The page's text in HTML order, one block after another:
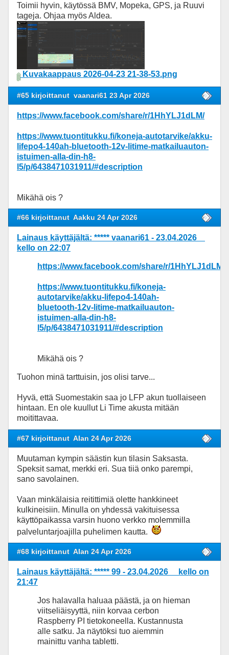
Toimii hyvin, käytössä BMV, Mopeka, GPS, ja Ruuvi
tageja. Ohjaa myös Aldea.
Kuvakaappaus 2026-04-23 21-38-53.png
#65 kirjoittanut vaanari61 23 Apr 2026
https://www.facebook.com/share/r/1HhYLJ1dLM/
https://www.tuontitukku.fi/koneja-autotarvike/akku-
lifepo4-140ah-bluetooth-12v-litime-matkailuauton-
istuimen-alla-din-h8-
l5/p/6438471031911/#description
Mikähä ois ?
#66 kirjoittanut Aakku 24 Apr 2026
Lainaus käyttäjältä: ***** vaanari61 - 23.04.2026
kello on 22:07
https://www.facebook.com/share/r/1HhYLJ1dLM/
https://www.tuontitukku.fi/koneja-
autotarvike/akku-lifepo4-140ah-
bluetooth-12v-litime-matkailuauton-
istuimen-alla-din-h8-
l5/p/6438471031911/#description
Mikähä ois ?
Tuohon minä tarttuisin, jos olisi tarve...
Hyvä, että Suomestakin saa jo LFP akun tuollaiseen
hintaan. En ole kuullut Li Time akusta mitään
moitittavaa.
#67 kirjoittanut Alan 24 Apr 2026
Muutaman kympin säästin kun tilasin Saksasta.
Speksit samat, merkki eri. Sua tiiä onko parempi,
sano savolainen.
Vaan minkälaisia reitittimiä olette hankkineet
kulkineisiin. Minulla on yhdessä vakituisessa
käyttöpaikassa varsin huono verkko molemmilla
palveluntarjoajilla puhelimen kautta.
#68 kirjoittanut Alan 24 Apr 2026
Lainaus käyttäjältä: ***** 99 - 23.04.2026 kello on
21:47
Jos halavalla haluaa päästä, ja on hieman
viitseliäisyyttä, niin korvaa cerbon
Raspberry PI tietokoneella. Kustannusta
alle satku. Ja näytöksi tuo aiemmin
mainittu vanha tabletti.